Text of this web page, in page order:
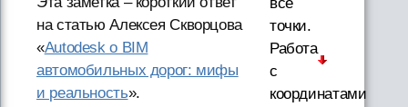
на статью Алексея Скворцова
«Autodesk о BIM
автомобильных дорог: мифы
и реальность».
точки.
Работа
с
координатами